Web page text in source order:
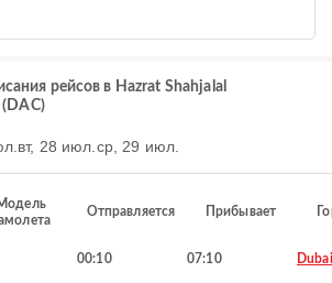
рейсов в Hazrat Shahjalal
вт, 28 июл. ср, 29 июл.
Отправляется Прибывает
00:10 07:10 Dubai